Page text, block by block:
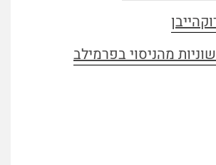
מהניסוי בפרמילב